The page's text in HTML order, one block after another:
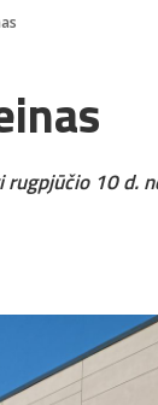
10 d.